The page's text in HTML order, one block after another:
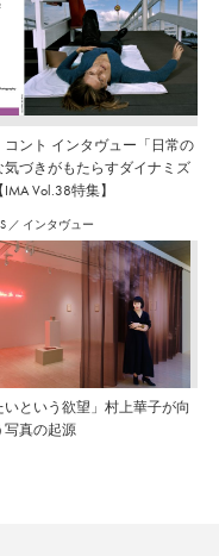
コント インタヴュー「日常の
気づきがもたらすダイナミズ
Vol.38特集】
／ インタヴュー
いという欲望」村上華子が向
写真の起源